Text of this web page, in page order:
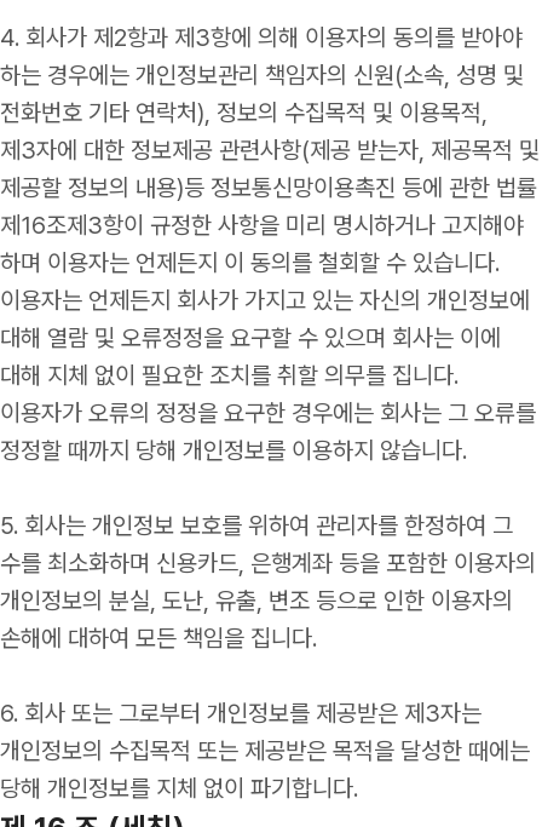
4. 회사가 제2항과 제3항에 의해 이용자의 동의를 받아야
하는 경우에는 개인정보관리 책임자의 신원(소속, 성명 및
전화번호 기타 연락처), 정보의 수집목적 및 이용목적,
제3자에 대한 정보제공 관련사항(제공 받는자, 제공목적 및
제공할 정보의 내용)등 정보통신망이용촉진 등에 관한 법률
제16조제3항이 규정한 사항을 미리 명시하거나 고지해야
하며 이용자는 언제든지 이 동의를 철회할 수 있습니다.
이용자는 언제든지 회사가 가지고 있는 자신의 개인정보에
대해 열람 및 오류정정을 요구할 수 있으며 회사는 이에
대해 지체 없이 필요한 조치를 취할 의무를 집니다.
이용자가 오류의 정정을 요구한 경우에는 회사는 그 오류를
정정할 때까지 당해 개인정보를 이용하지 않습니다.
5. 회사는 개인정보 보호를 위하여 관리자를 한정하여 그
수를 최소화하며 신용카드, 은행계좌 등을 포함한 이용자의
개인정보의 분실, 도난, 유출, 변조 등으로 인한 이용자의
손해에 대하여 모든 책임을 집니다.
6. 회사 또는 그로부터 개인정보를 제공받은 제3자는
개인정보의 수집목적 또는 제공받은 목적을 달성한 때에는
당해 개인정보를 지체 없이 파기합니다.